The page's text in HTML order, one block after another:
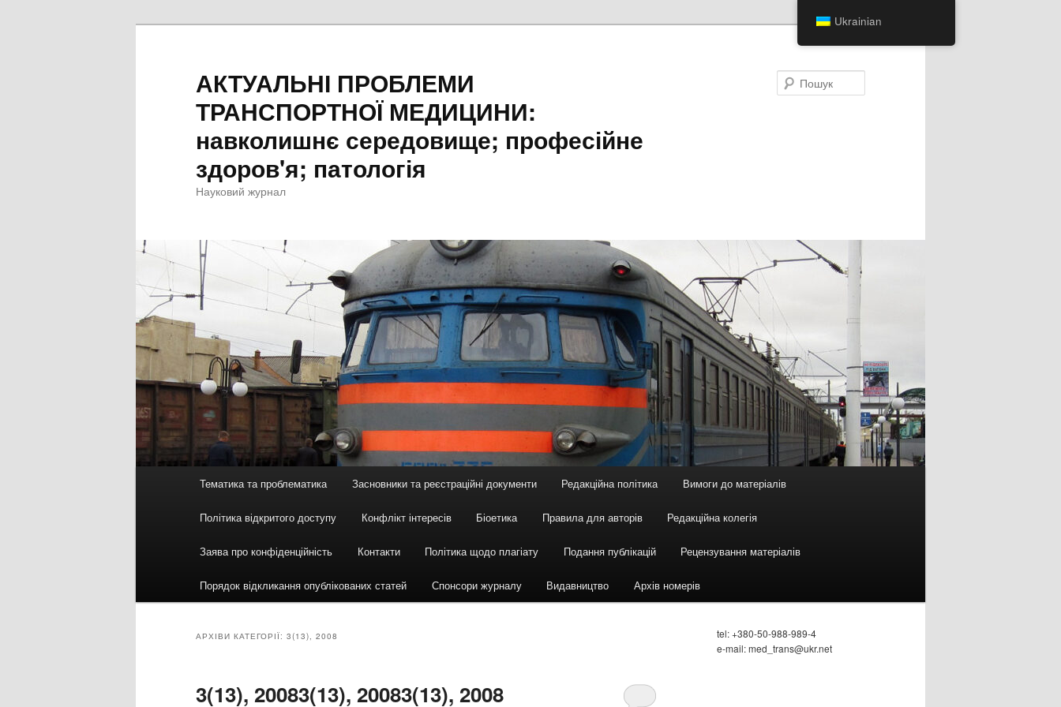
АКТУАЛЬНІ ПРОБЛЕМИ
ТРАНСПОРТНОЇ МЕДИЦИНИ:
навколишнє середовище; професійне
здоров'я; патологія
Науковий журнал
Тематика та проблематика Засновники та реєстраційні документи Редакційна політика Вимоги до матеріалів
Політика відкритого доступу Конфлікт інтересів Біоетика Правила для авторів Редакційна колегія
Заява про конфіденційність Контакти Політика щодо плагіату Подання публікацій Рецензування матеріалів
Порядок відкликання опублікованих статей Спонсори журналу Видавництво Архів номерів
АРХІВИ КАТЕГОРІЇ: 3(13), 2008
3(13), 20083(13), 20083(13), 2008
tel: +380-50-988-989-4
e-mail: med_trans@ukr.net
Ukrainian